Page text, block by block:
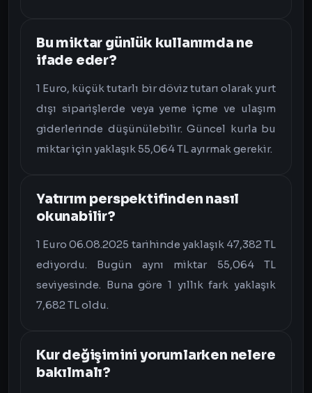
Bu miktar günlük kullanımda ne
ifade eder?
1 Euro, küçük tutarlı bir döviz tutarı olarak yurt
dışı siparişlerde veya yeme içme ve ulaşım
giderlerinde düşünülebilir. Güncel kurla bu
miktar için yaklaşık 55,064 TL ayırmak gerekir.
Yatırım perspektifinden nasıl
okunabilir?
1 Euro 06.08.2025 tarihinde yaklaşık 47,382 TL
ediyordu. Bugün aynı miktar 55,064 TL
seviyesinde. Buna göre 1 yıllık fark yaklaşık
7,682 TL oldu.
Kur değişimini yorumlarken nelere
bakılmalı?